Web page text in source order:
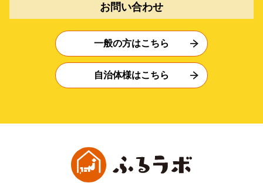
お問い合わせ
一般の方はこちら
自治体様はこちら